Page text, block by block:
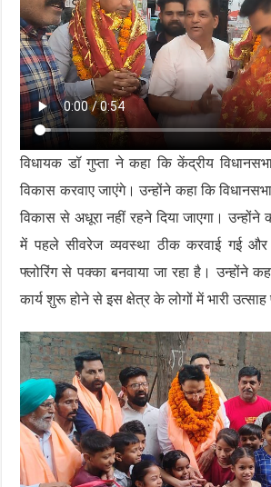
विधायक डॉ गुप्ता ने कहा कि केंद्रीय
विकास करवाए जाएंगे। उन्होंने कहा कि
विकास से अधूरा नहीं रहने दिया जाएगा। उन्होंने
में पहले सीवरेज व्यवस्था ठीक करवाई गई
फ्लोरिंग से पक्का बनवाया जा रहा है। उन्होंने
कार्य शुरू होने से इस क्षेत्र के लोगों में भारी उत्साह